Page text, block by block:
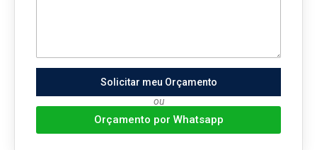
Solicitar meu Orçamento
ou
Orçamento por Whatsapp